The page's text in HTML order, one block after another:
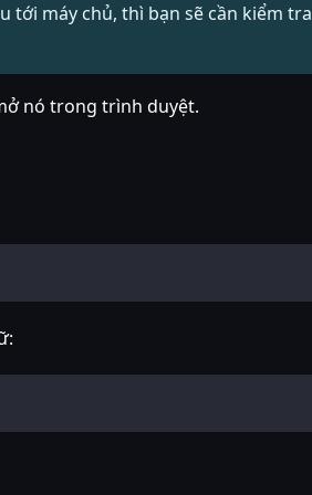
tới máy chủ, thì bạn sẽ cần kiểm tra
nó trong trình duyệt.